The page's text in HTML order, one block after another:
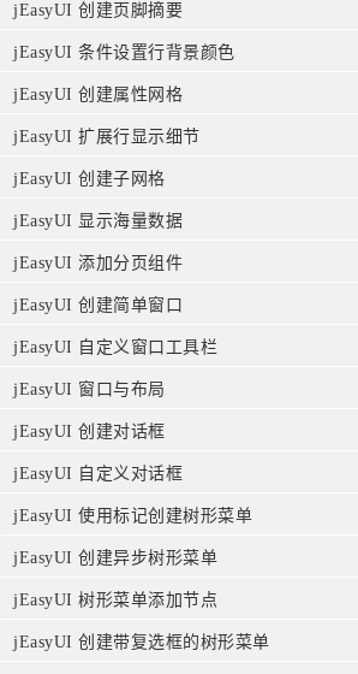
jEasyUI 创建页脚摘要
jEasyUI 条件设置行背景颜色
jEasyUI 创建属性网格
jEasyUI 扩展行显示细节
jEasyUI 创建子网格
jEasyUI 显示海量数据
jEasyUI 添加分页组件
jEasyUI 创建简单窗口
jEasyUI 自定义窗口工具栏
jEasyUI 窗口与布局
jEasyUI 创建对话框
jEasyUI 自定义对话框
jEasyUI 使用标记创建树形菜单
jEasyUI 创建异步树形菜单
jEasyUI 树形菜单添加节点
jEasyUI 创建带复选框的树形菜单